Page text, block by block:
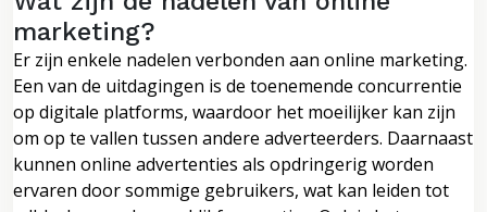
marketing?
Er zijn enkele nadelen verbonden aan online marketing.
Een van de uitdagingen is de toenemende concurrentie
op digitale platforms, waardoor het moeilijker kan zijn
om op te vallen tussen andere adverteerders. Daarnaast
kunnen online advertenties als opdringerig worden
ervaren door sommige gebruikers, wat kan leiden tot